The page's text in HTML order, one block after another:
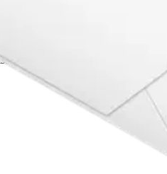
Niitä voivat kirjoittaa